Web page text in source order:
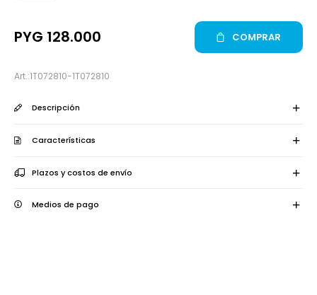
1T072810-1T072810
PYG 128.000 COMPRAR
Descripción
Características
Plazos y costos de envío
Medios de pago